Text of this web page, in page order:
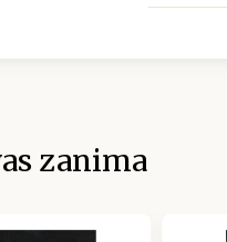
zanima